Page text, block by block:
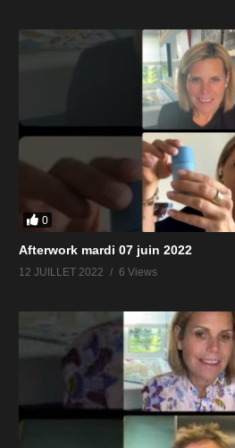
0
Afterwork mardi 07 juin 2022
12 JUILLET 2022 6 Views